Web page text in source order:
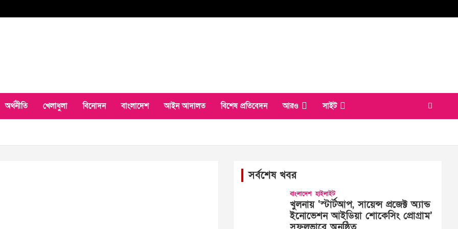
অর্থনীতি খেলাধুলা বিনোদন বাংলাদেশ আইন আদালত বিশেষ প্রতিবেদন আরও সাইট
সর্বশেষ খবর
বাংলাদেশ হাইলাইট
খুলনায় ‘স্টার্টআপ, সায়েন্স প্রজেক্ট অ্যান্ড
ইনোভেশন আইডিয়া শোকেসিং প্রোগ্রাম’